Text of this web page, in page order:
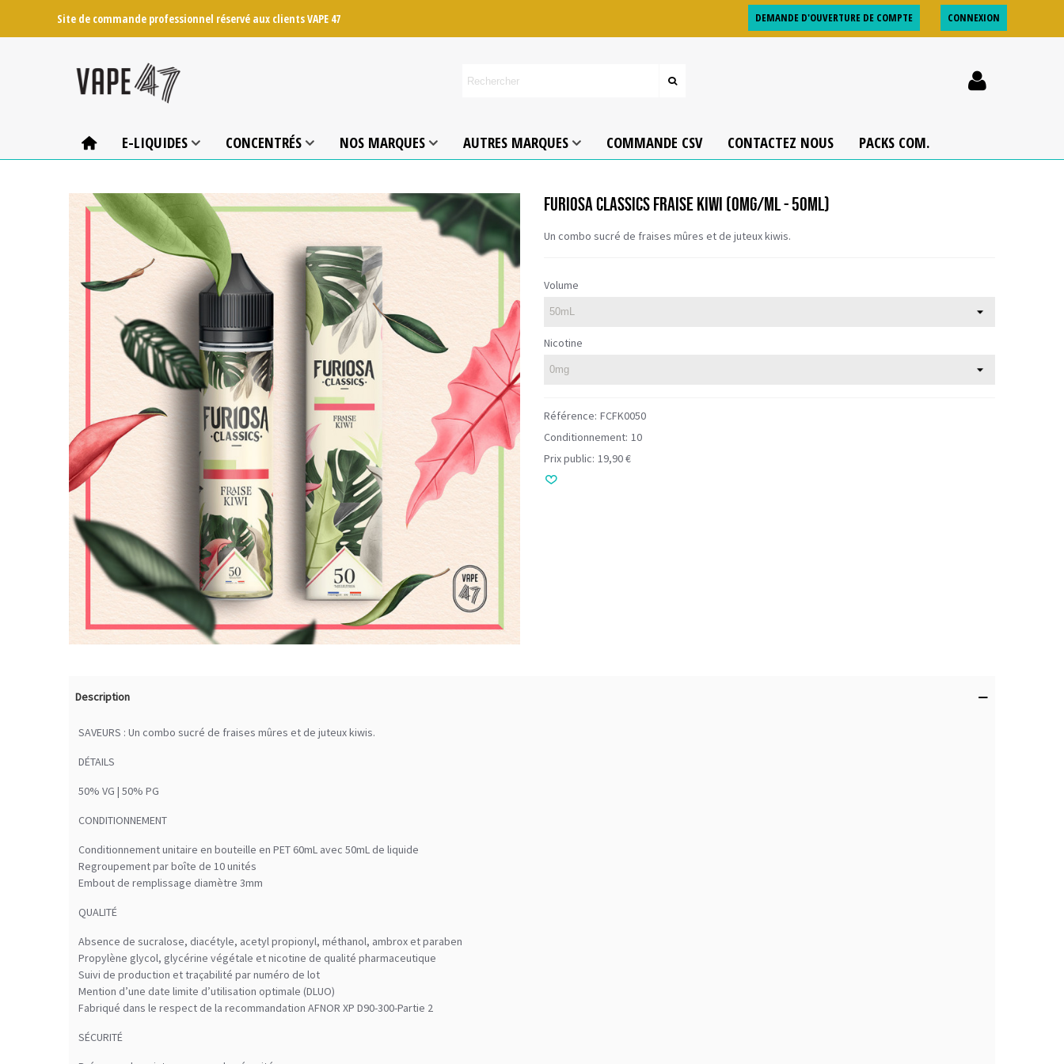
Site de commande professionnel réservé aux clients VAPE 47 DEMANDE D'OUVERTURE DE COMPTE CONNEXION
E-LIQUIDES CONCENTRÉS NOS MARQUES AUTRES MARQUES COMMANDE CSV CONTACTEZ NOUS PACKS COM.
FURIOSA CLASSICS FRAISE KIWI (0MG/ML - 50ML)
Un combo sucré de fraises mûres et de juteux kiwis.
Volume
Nicotine
Référence: FCFK0050
Conditionnement: 10
Prix public: 19,90 €
Description
SAVEURS : Un combo sucré de fraises mûres et de juteux kiwis.
DÉTAILS
50% VG | 50% PG
CONDITIONNEMENT
Conditionnement unitaire en bouteille en PET 60mL avec 50mL de liquide
Regroupement par boîte de 10 unités
Embout de remplissage diamètre 3mm
QUALITÉ
Absence de sucralose, diacétyle, acetyl propionyl, méthanol, ambrox et paraben
Propylène glycol, glycérine végétale et nicotine de qualité pharmaceutique
Suivi de production et traçabilité par numéro de lot
Mention d’une date limite d’utilisation optimale (DLUO)
Fabriqué dans le respect de la recommandation AFNOR XP D90-300-Partie 2
SÉCURITÉ